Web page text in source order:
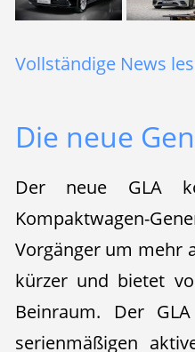
Vollständige News
Die neue
Der neue GLA
Kompaktwagen-
Vorgänger um mehr
kürzer und bietet
Beinraum. Der
serienmäßigen